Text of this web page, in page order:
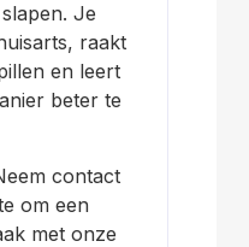
Je
raakt
en leert
beter te
contact
om een
met onze